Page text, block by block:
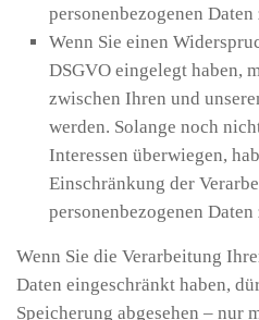
personenbezogenen
Wenn Sie einen
DSGVO eingelegt haben,
zwischen Ihren und
werden. Solange noch
Interessen überwiegen,
Einschränkung der
personenbezogenen
Wenn Sie die Verarbeitung
Daten eingeschränkt haben,
Speicherung abgesehen –